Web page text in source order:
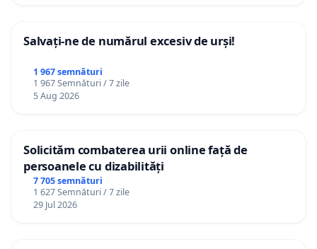
Salvați-ne de numărul excesiv de urși!
1 967 semnături
1 967 Semnături / 7 zile
5 Aug 2026
Solicităm combaterea urii online față de
persoanele cu dizabilități
7 705 semnături
1 627 Semnături / 7 zile
29 Jul 2026